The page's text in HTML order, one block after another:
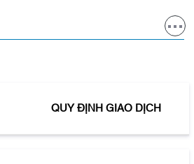
QUY ĐỊNH GIAO DỊCH